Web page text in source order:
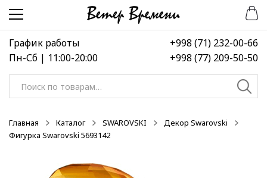
Перейти
навигации
Перейти
содержимому
График работы
Пн-Сб | 11:00-20:00
+998 (71) 232-00-66
+998 (77) 209-50-50
Искать:
Главная Каталог SWAROVSKI
Декор Swarovski
Фигурка Swarovski 5693142